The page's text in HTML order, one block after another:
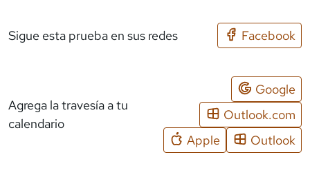
Sigue esta prueba en sus redes Facebook
Agrega la travesía a tu
calendario
Google
Outlook.com
Apple
Outlook